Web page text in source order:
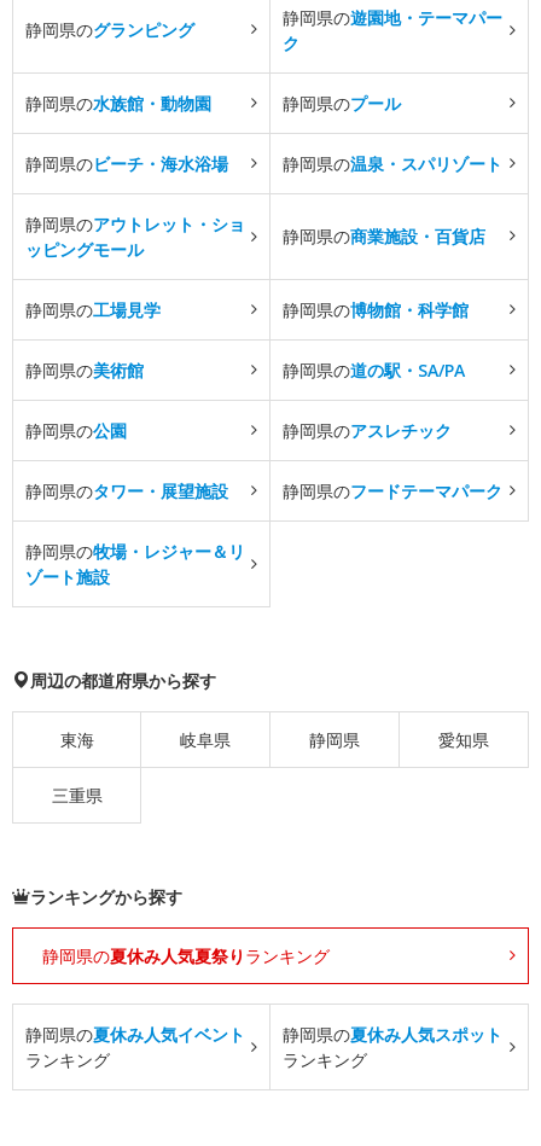
静岡県のグランピング
静岡県の遊園地・テーマパー
ク
静岡県の水族館・動物園 静岡県のプール
静岡県のビーチ・海水浴場 静岡県の温泉・スパリゾート
静岡県のアウトレット・ショ
ッピングモール
静岡県の商業施設・百貨店
静岡県の工場見学 静岡県の博物館・科学館
静岡県の美術館 静岡県の道の駅・SA/PA
静岡県の公園 静岡県のアスレチック
静岡県のタワー・展望施設 静岡県のフードテーマパーク
静岡県の牧場・レジャー＆リ
ゾート施設
周辺の都道府県から探す
東海 岐阜県 静岡県 愛知県
三重県
ランキングから探す
静岡県の夏休み人気夏祭り ランキング
静岡県の夏休み人気イベント
ランキング
静岡県の夏休み人気スポット
ランキング